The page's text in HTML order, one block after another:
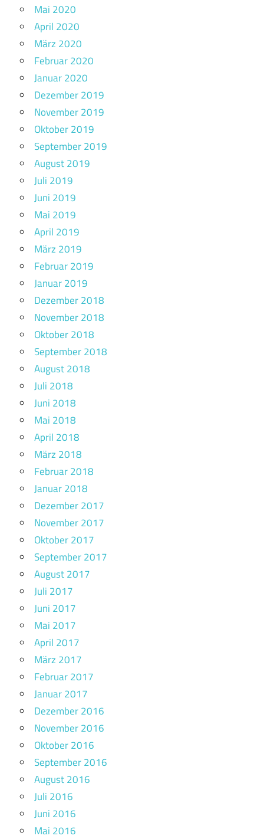
Mai 2020
April 2020
März 2020
Februar 2020
Januar 2020
Dezember 2019
November 2019
Oktober 2019
September 2019
August 2019
Juli 2019
Juni 2019
Mai 2019
April 2019
März 2019
Februar 2019
Januar 2019
Dezember 2018
November 2018
Oktober 2018
September 2018
August 2018
Juli 2018
Juni 2018
Mai 2018
April 2018
März 2018
Februar 2018
Januar 2018
Dezember 2017
November 2017
Oktober 2017
September 2017
August 2017
Juli 2017
Juni 2017
Mai 2017
April 2017
März 2017
Februar 2017
Januar 2017
Dezember 2016
November 2016
Oktober 2016
September 2016
August 2016
Juli 2016
Juni 2016
Mai 2016